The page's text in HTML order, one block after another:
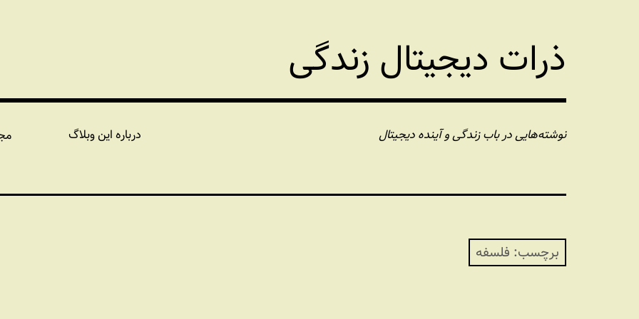
ذرات دیجیتال زندگی
نوشته‌هایی در باب زندگی و آینده دیجیتال درباره این وبلاگ
برچسب: فلسفه